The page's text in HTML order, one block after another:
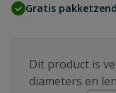
Gratis
Dit product is
diameters en